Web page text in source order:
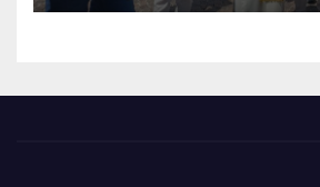
Colombano